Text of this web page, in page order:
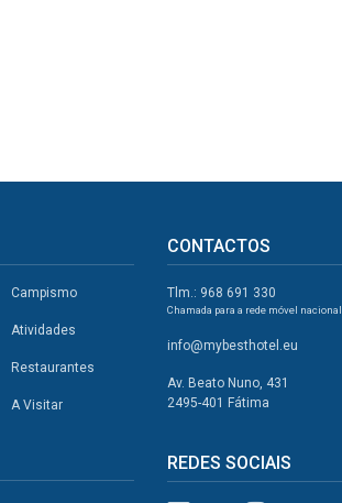
Campismo
Atividades
Restaurantes
A Visitar
CONTACTOS
Tlm.: 968 691 330
Chamada para a rede móvel nacional
info@mybesthotel.eu
Av. Beato Nuno, 431
2495-401 Fátima
REDES SOCIAIS